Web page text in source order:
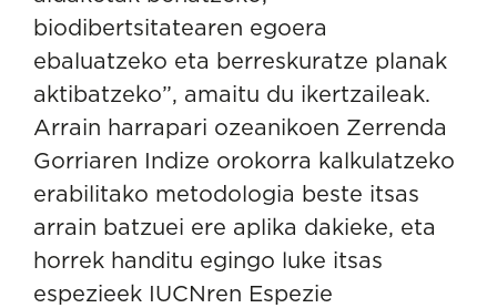
biodibertsitatearen egoera
ebaluatzeko eta berreskuratze planak
aktibatzeko”, amaitu du ikertzaileak.
Arrain harrapari ozeanikoen Zerrenda
Gorriaren Indize orokorra kalkulatzeko
erabilitako metodologia beste itsas
arrain batzuei ere aplika dakieke, eta
horrek handitu egingo luke itsas
espezieek IUCNren Espezie